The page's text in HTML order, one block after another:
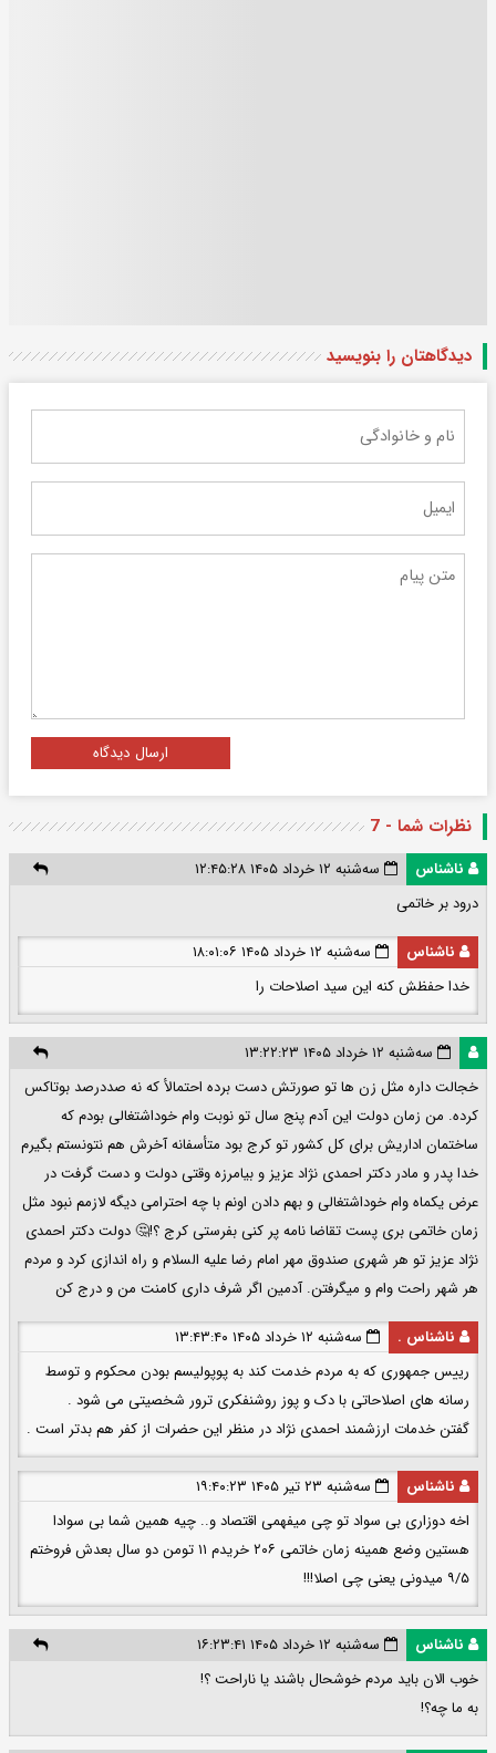
دیدگاهتان را بنویسید
ارسال دیدگاه
نظرات شما - 7
ناشناس
سه‌شنبه ۱۲ خرداد ۱۴۰۵ ۱۲:۴۵:۲۸
درود بر خاتمی
ناشناس
سه‌شنبه ۱۲ خرداد ۱۴۰۵ ۱۸:۰۱:۰۶
خدا حفظش کنه این سید اصلاحات را
سه‌شنبه ۱۲ خرداد ۱۴۰۵ ۱۳:۲۲:۲۳
خجالت داره مثل زن ها تو صورتش دست برده احتمالأ که نه صددرصد بوتاکس
کرده. من زمان دولت این آدم پنج سال تو نوبت وام خوداشتغالی بودم که
ساختمان اداریش برای کل کشور تو کرج بود متأسفانه آخرش هم نتونستم بگیرم
خدا پدر و مادر دکتر احمدی نژاد عزیز و بیامرزه وقتی دولت و دست گرفت در
عرض یکماه وام خوداشتغالی و بهم دادن اونم با چه احترامی دیگه لازمم نبود مثل
زمان خاتمی بری پست تقاضا نامه پر کنی بفرستی کرج ؟!🤔 دولت دکتر احمدی
نژاد عزیز تو هر شهری صندوق مهر امام رضا علیه السلام و راه اندازی کرد و مردم
هر شهر راحت وام و میگرفتن. آدمین اگر شرف داری کامنت من و درج کن
ناشناس .
سه‌شنبه ۱۲ خرداد ۱۴۰۵ ۱۳:۴۳:۴۰
رییس جمهوری که به مردم خدمت کند به پوپولیسم بودن محکوم و توسط
رسانه های اصلاحاتی با دک و پوز روشنفکری ترور شخصیتی می شود .
گفتن خدمات ارزشمند احمدی نژاد در منظر این حضرات از کفر هم بدتر است .
ناشناس
سه‌شنبه ۲۳ تیر ۱۴۰۵ ۱۹:۴۰:۲۳
اخه دوزاری بی سواد تو چی میفهمی اقتصاد و.. چیه همین شما بی سوادا
هستین وضع همینه زمان خاتمی ۲۰۶ خریدم ۱۱ تومن دو سال بعدش فروختم
۹/۵ میدونی یعنی چی اصلا!!!
ناشناس
سه‌شنبه ۱۲ خرداد ۱۴۰۵ ۱۶:۲۳:۴۱
خوب الان باید مردم خوشحال باشند یا ناراحت ؟!
به ما چه؟!